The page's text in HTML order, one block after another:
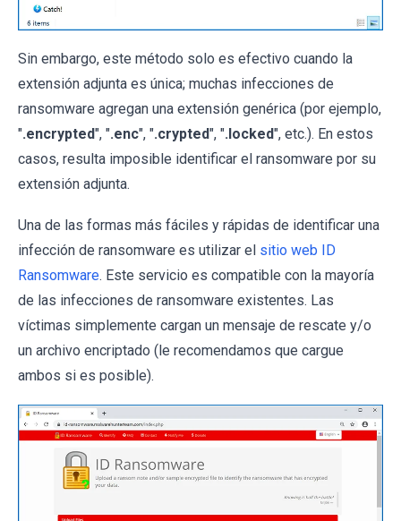
Sin embargo, este método solo es efectivo cuando la
extensión adjunta es única; muchas infecciones de
ransomware agregan una extensión genérica (por ejemplo,
".encrypted", ".enc", ".crypted", ".locked", etc.). En estos
casos, resulta imposible identificar el ransomware por su
extensión adjunta.
Una de las formas más fáciles y rápidas de identificar una
infección de ransomware es utilizar el sitio web ID
Ransomware. Este servicio es compatible con la mayoría
de las infecciones de ransomware existentes. Las
víctimas simplemente cargan un mensaje de rescate y/o
un archivo encriptado (le recomendamos que cargue
ambos si es posible).